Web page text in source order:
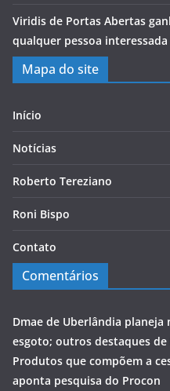
Viridis de Portas Abertas
qualquer pessoa interessada
Mapa do site
Início
Notícias
Roberto Tereziano
Roni Bispo
Contato
Comentários
Dmae de Uberlândia
esgoto; outros destaques
Produtos que compõem a
aponta pesquisa do Procon